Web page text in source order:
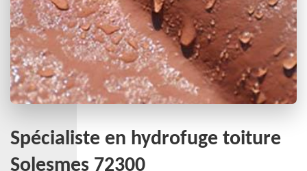
Spécialiste en hydrofuge toiture
Solesmes 72300